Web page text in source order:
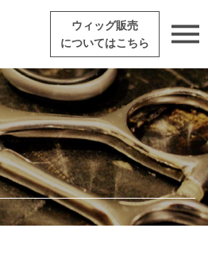
ウィッグ販売
についてはこちら